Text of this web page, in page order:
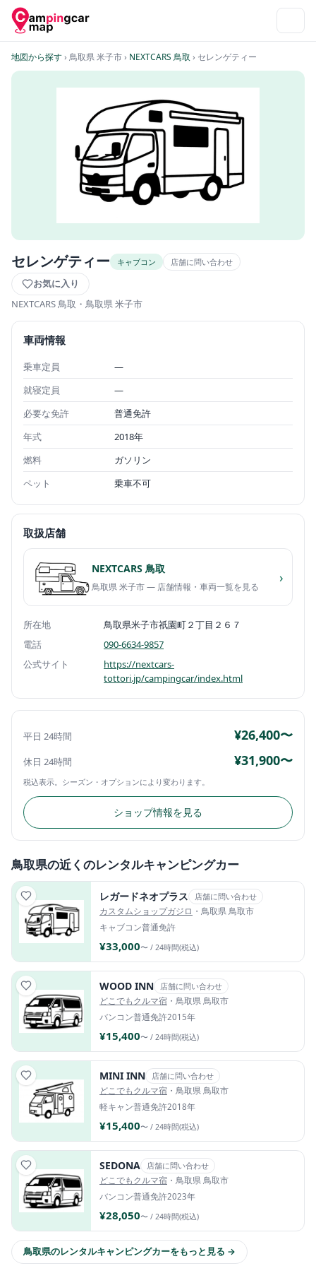
地図から探す› 鳥取県 米子市› NEXTCARS 鳥取 › セレンゲティー
セレンゲティー キャブコン 店舗に問い合わせ
お気に入り
NEXTCARS 鳥取 ・鳥取県 米子市
車両情報
乗車定員
—
就寝定員
—
必要な免許
普通免許
年式
2018年
燃料
ガソリン
ペット
乗車不可
取扱店舗
NEXTCARS 鳥取
鳥取県 米子市 — 店舗情報・車両一覧を見る
›
所在地
鳥取県米子市祇園町２丁目２６７
電話
090-6634-9857
公式サイト
https://nextcars-
tottori.jp/campingcar/index.html
平日 24時間 ¥26,400〜
休日 24時間 ¥31,900〜
税込表示。シーズン・オプションにより変わります。
ショップ情報を見る
鳥取県の近くのレンタルキャンピングカー
レガードネオプラス 店舗に問い合わせ
カスタムショップガジロ ・鳥取県 鳥取市
キャブコン普通免許
¥33,000〜 / 24時間(税込)
WOOD INN 店舗に問い合わせ
どこでもクルマ宿 ・鳥取県 鳥取市
バンコン普通免許2015年
¥15,400〜 / 24時間(税込)
MINI INN 店舗に問い合わせ
どこでもクルマ宿 ・鳥取県 鳥取市
軽キャン普通免許2018年
¥15,400〜 / 24時間(税込)
SEDONA 店舗に問い合わせ
どこでもクルマ宿 ・鳥取県 鳥取市
バンコン普通免許2023年
¥28,050〜 / 24時間(税込)
鳥取県のレンタルキャンピングカーをもっと見る →